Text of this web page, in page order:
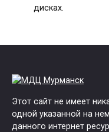
дисках.
Этот сайт не имеет
одной указанной на
данного интернет